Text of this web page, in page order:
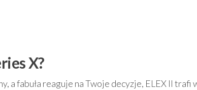
X?
a fabuła reaguje na Twoje decyzje, ELEX II trafi